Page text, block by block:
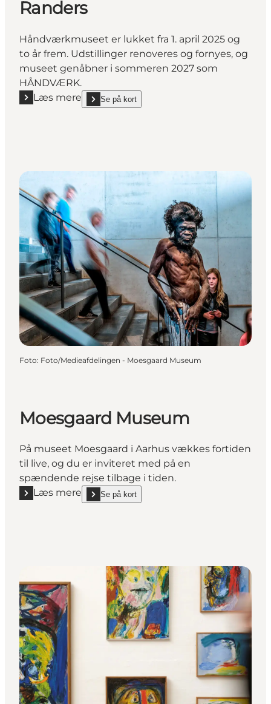
Randers
Håndværkmuseet er lukket fra 1. april 2025 og
to år frem. Udstillinger renoveres og fornyes, og
museet genåbner i sommeren 2027 som
HÅNDVÆRK.
Læs mere
Læs mere "Håndværksmuseet i Randers"
Se på kort
show Håndværksmuseet i Randers on_map
Foto: Foto/Medieafdelingen - Moesgaard Museum
Moesgaard Museum
På museet Moesgaard i Aarhus vækkes fortiden
til live, og du er inviteret med på en
spændende rejse tilbage i tiden.
Læs mere
Læs mere "Moesgaard Museum"
Se på kort
show Moesgaard Museum on_map